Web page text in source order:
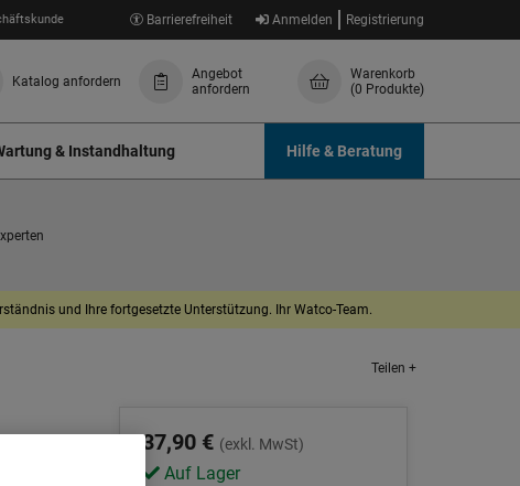
Barrierefreiheit Anmelden Registrierung
Katalog anfordern
Angebot
anfordern
Warenkorb
(0 Produkte)
& Instandhaltung Hilfe & Beratung
und Ihre fortgesetzte Unterstützung. Ihr Watco-Team.
Teilen +
37,90 € (exkl. MwSt)
Auf Lager